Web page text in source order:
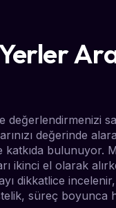
değerlendirmenizi
değerinde
bulunuyor.
ikinci el olarak
dikkatlice
süreç boyunca